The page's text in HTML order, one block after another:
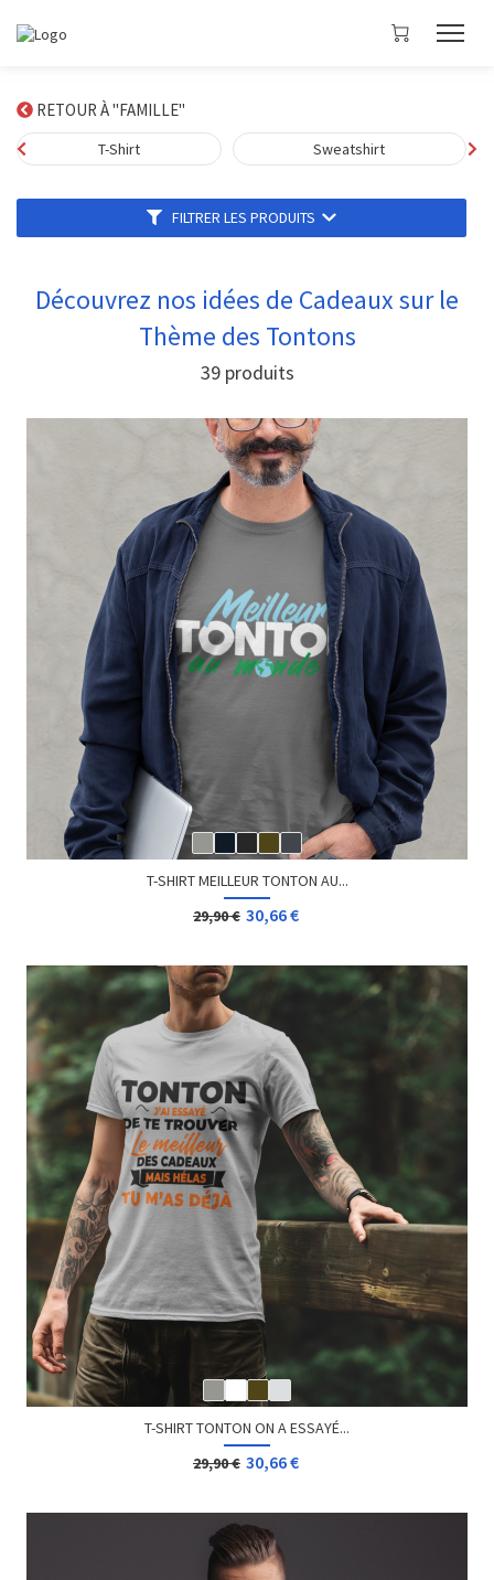
RETOUR À "FAMILLE"
T-Shirt Sweatshirt
FILTRER LES PRODUITS
Découvrez nos idées de Cadeaux sur le
Thème des Tontons
39produits
T-SHIRT MEILLEUR TONTON AU...
29,90 € 30,66 €
T-SHIRT TONTON ON A ESSAYÉ...
29,90 € 30,66 €